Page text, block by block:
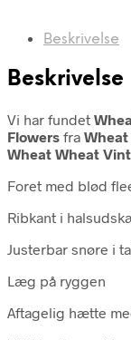
Beskrivelse
Beskrivelse
Vi har fundet
Flowers fra Wheat
Wheat Wheat
Foret med blød
Ribkant i
Justerbar snøre i
Læg på ryggen
Aftagelig hætte